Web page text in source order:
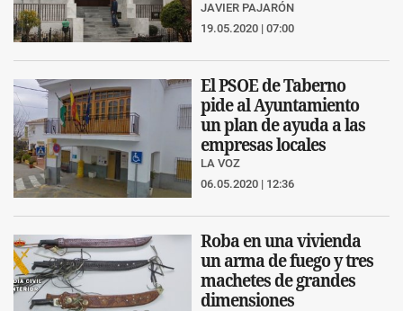
JAVIER PAJARÓN
19.05.2020 | 07:00
El PSOE de Taberno
pide al Ayuntamiento
un plan de ayuda a las
empresas locales
LA VOZ
06.05.2020 | 12:36
Roba en una vivienda
un arma de fuego y tres
machetes de grandes
dimensiones